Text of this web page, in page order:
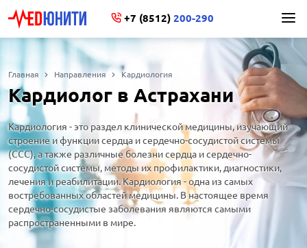
+7 (8512) 200-290
Главная Направления Кардиология
Кардиолог в Астрахани
Кардиология - это раздел клинической медицины, изучающий
строение и функции сердца и сердечно-сосудистой системы
(ССС), а также различные болезни сердца и сердечно-
сосудистой системы, методы их профилактики, диагностики,
лечения и реабилитации. Кардиология - одна из самых
востребованных областей медицины. В настоящее время
сердечно-сосудистые заболевания являются самыми
распространенными в мире.